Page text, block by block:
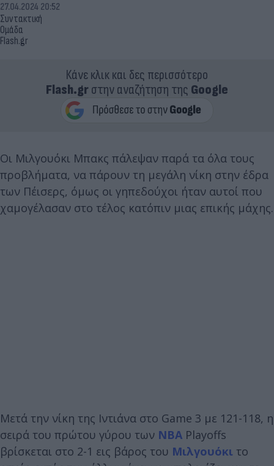
Συντακτική
Ομάδα
Flash.gr
27.04.2024 20:52
Κάνε κλικ και δες περισσότερο
Flash.grστην αναζήτηση της Google
Οι Μιλγουόκι Μπακς πάλεψαν παρά τα όλα τους
προβλήματα, να πάρουν τη μεγάλη νίκη στην έδρα
των Πέισερς, όμως οι γηπεδούχοι ήταν αυτοί που
χαμογέλασαν στο τέλος κατόπιν μιας επικής μάχης.
Μετά την νίκη της Ιντιάνα στο Game 3 με 121-118, η
σειρά του πρώτου γύρου των NBA Playoffs
βρίσκεται στο 2-1 εις βάρος του Μιλγουόκι το